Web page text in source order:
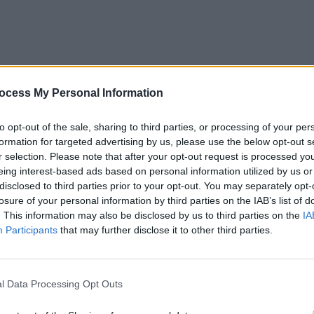
My Personal Information
opt-out of the sale, sharing to third parties, or processing of your
for targeted advertising by us, please use the below opt-out
selection. Please note that after your opt-out request is processed
interest-based ads based on personal information utilized by us
to third parties prior to your opt-out. You may separately
of your personal information by third parties on the IAB’s list of
This information may also be disclosed by us to third parties on the
Participants that may further disclose it to other third parties.
Data Processing Opt Outs
din interiorul familiei celor patru copii decedați în
pe Strada Memorandului din Timișoara.
singurul ei soț, de care a divorțat, are un băiat de
foc –Alexandra (6 ani), Andrei (4 ani), Antonia (2
de concubinaj.
Timișoarei, în cartierul Freidorf. Apoi s-a mutat într-
situată nu departe de Spitalul Județean de
– s-au stabilit într-o casă naționalizată, fără a avea
sau vreunui privat).